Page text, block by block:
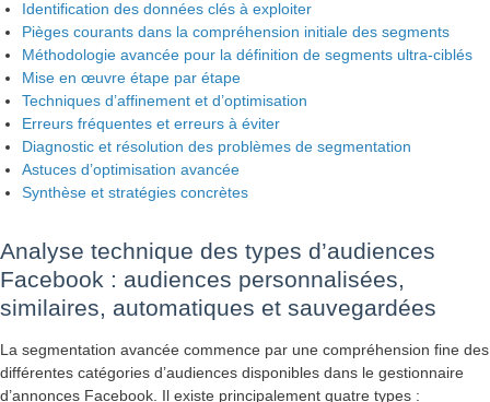
Identification des données clés à exploiter
Pièges courants dans la compréhension initiale des segments
Méthodologie avancée pour la définition de segments ultra-ciblés
Mise en œuvre étape par étape
Techniques d’affinement et d’optimisation
Erreurs fréquentes et erreurs à éviter
Diagnostic et résolution des problèmes de segmentation
Astuces d’optimisation avancée
Synthèse et stratégies concrètes
Analyse technique des types d’audiences
Facebook : audiences personnalisées,
similaires, automatiques et sauvegardées
La segmentation avancée commence par une compréhension fine des
différentes catégories d’audiences disponibles dans le gestionnaire
d’annonces Facebook. Il existe principalement quatre types :